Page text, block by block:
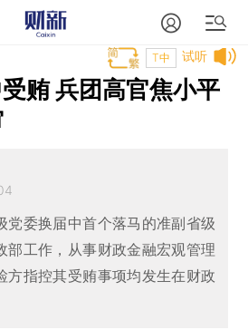
试听
T中
贿 兵团高官焦小平
党委换届中首个落马的准副省级
部工作，从事财政金融宏观管理
方指控其受贿事项均发生在财政